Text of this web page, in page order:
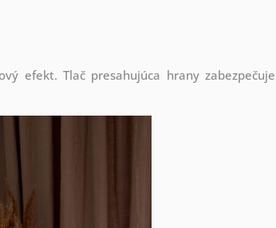
efekt. Tlač presahujúca hrany zabezpečuje